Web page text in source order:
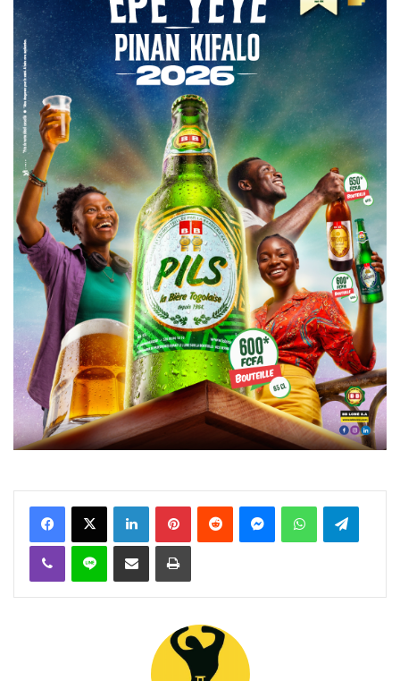
FacebookX Linkedin PinterestReddit MessengerWhatsAppTelegram
Viber Ligne Partager par email Imprimer